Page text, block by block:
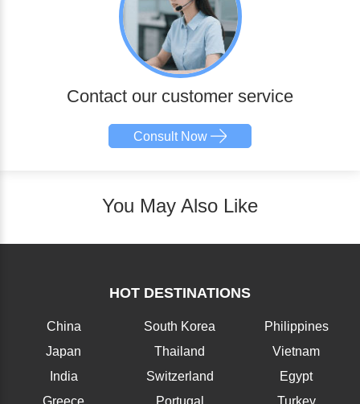
Contact our customer service
Consult Now
You May Also Like
HOT DESTINATIONS
China
Japan
India
Greece
South Korea
Thailand
Switzerland
Portugal
Philippines
Vietnam
Egypt
Turkey